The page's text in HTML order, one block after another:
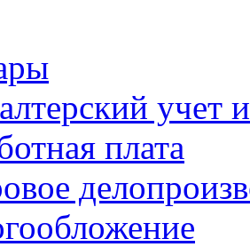
учет
плата